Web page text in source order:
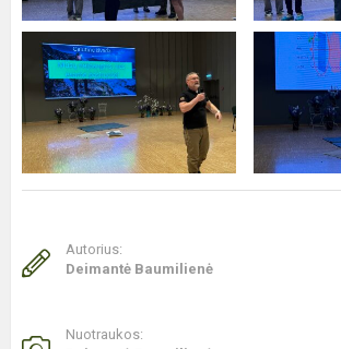
Autorius:
Deimantė Baumilienė
Nuotraukos: